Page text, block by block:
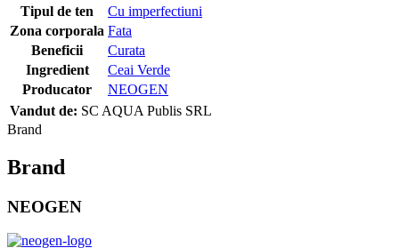
Tipul de ten
Cu imperfectiuni
Zona corporala Fata
Beneficii
Curata
Ingredient
Ceai Verde
Producator
NEOGEN
Vandut de: SC AQUA Publis SRL
Brand
Brand
NEOGEN